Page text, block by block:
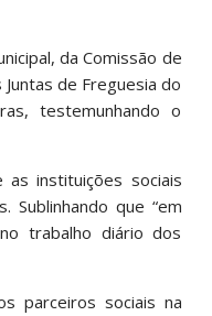
da Comissão de
de Freguesia do
testemunhando o
as instituições sociais
que “em
trabalho diário dos
parceiros sociais na